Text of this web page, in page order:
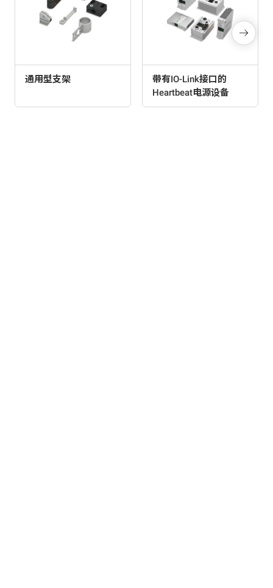
通用型支架
带有IO-Link接口的
Heartbeat电源设备